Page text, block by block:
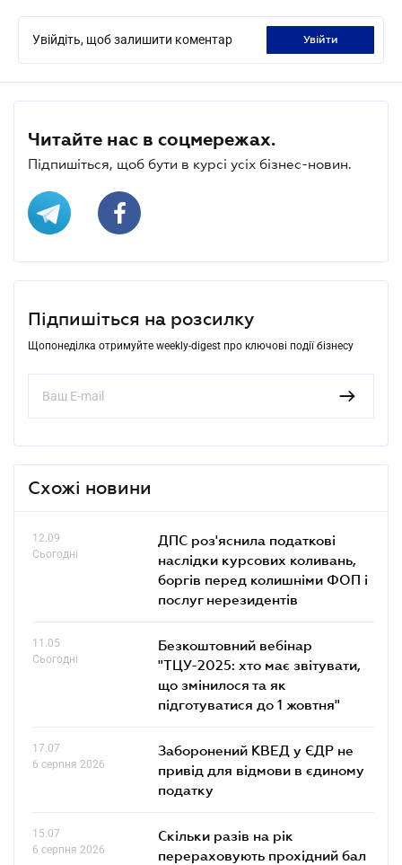
Увійдіть, щоб залишити коментар увійти
Читайте нас в соцмережах.
Підпишіться, щоб бути в курсі усіх бізнес-новин.
Підпишіться на розсилку
Щопонеділка отримуйте weekly-digest про ключові події бізнесу
Схожі новини
12.09
Сьогодні
ДПС роз'яснила податкові
наслідки курсових коливань,
боргів перед колишніми ФОП і
послуг нерезидентів
11.05
Сьогодні
Безкоштовний вебінар
"ТЦУ-2025: хто має звітувати,
що змінилося та як
підготуватися до 1 жовтня"
17.07
6 серпня 2026
Заборонений КВЕД у ЄДР не
привід для відмови в єдиному
податку
15.07
6 серпня 2026
Скільки разів на рік
перераховують прохідний бал